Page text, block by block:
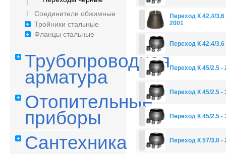
Соединители обжимные
Тройники стальные
Фланцы стальные
Трубопроводная
арматура
Отопительные
приборы
Сантехника
Переход К 42.4/
2001
Переход К 42.4/
Переход К 45/2.5 -
Переход К 45/2.5 -
Переход К 45/2.5 -
Переход К 57/3.0 -